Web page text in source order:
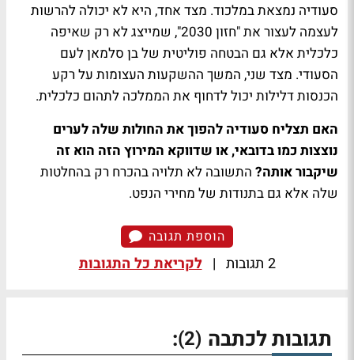
סעודיה נמצאת במלכוד. מצד אחד, היא לא יכולה להרשות
לעצמה לעצור את "חזון 2030", שמייצג לא רק שאיפה
כלכלית אלא גם הבטחה פוליטית של בן סלמאן לעם
הסעודי. מצד שני, המשך ההשקעות העצומות על רקע
הכנסות דלילות יכול לדחוף את הממלכה לתהום כלכלית.
האם תצליח סעודיה להפוך את החולות שלה לערים
נוצצות כמו בדובאי, או שדווקא המירוץ הזה הוא זה
שיקבור אותה? התשובה לא תלויה בהכרח רק בהחלטות
שלה אלא גם בתנודות של מחירי הנפט.
הוספת תגובה
2 תגובות | לקריאת כל התגובות
תגובות לכתבה (2)
: